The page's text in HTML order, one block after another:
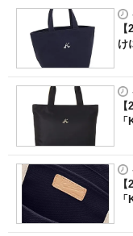
け